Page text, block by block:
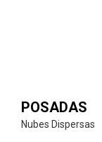
POSADAS
Nubes Dispersas